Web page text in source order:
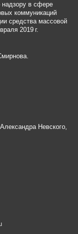
надзору в сфере
коммуникаций
средства массовой
2019 г.
Невского,